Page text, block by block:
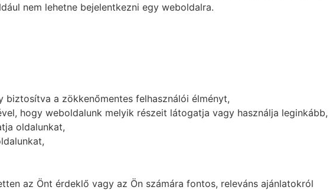
nem lehetne bejelentkezni egy weboldalra.
a zökkenőmentes felhasználói élményt,
hogy weboldalunk melyik részeit látogatja vagy használja leginkább,
oldalunkat,
az Önt érdeklő vagy az Ön számára fontos, releváns ajánlatokról